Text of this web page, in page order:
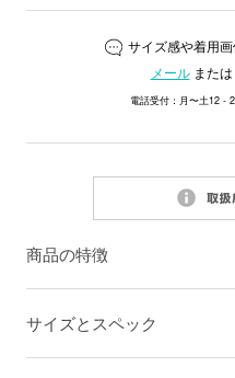
サイズ感や着用画
メールまたは
電話受付：月〜土12
商品の特徴
サイズとスペック